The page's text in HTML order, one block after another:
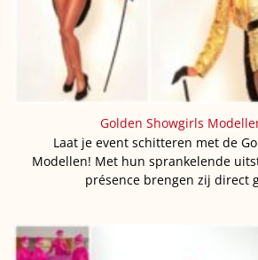
Golden Showgirls
Laat je event schitteren met de
Modellen! Met hun sprankelende
présence brengen zij direct